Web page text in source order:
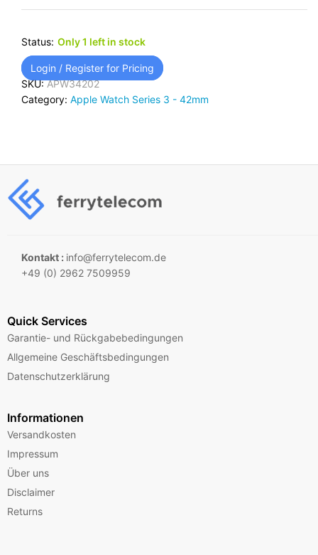
Status: Only 1 left in stock
Login / Register for Pricing
SKU:APW34202
Category: Apple Watch Series 3 - 42mm
Kontakt : info@ferrytelecom.de
+49 (0) 2962 7509959
Quick Services
Garantie- und Rückgabebedingungen
Allgemeine Geschäftsbedingungen
Datenschutzerklärung
Informationen
Versandkosten
Impressum
Über uns
Disclaimer
Returns